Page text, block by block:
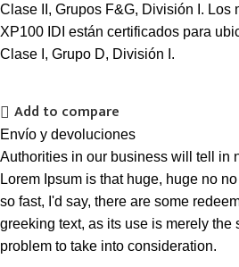
Clase II, Grupos F&G, División I. Los
XP100 IDI están certificados para
Clase I, Grupo D, División I.
Add to compare
Envío y devoluciones
Authorities in our business will tell in
Lorem Ipsum is that huge, huge no
so fast, I'd say, there are some
greeking text, as its use is merely the
problem to take into consideration.